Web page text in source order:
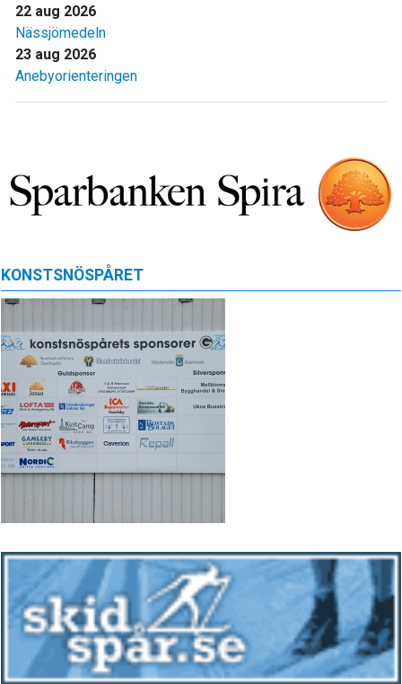
22 aug 2026
Nässjömedeln
23 aug 2026
Anebyorienteringen
KONSTSNÖSPÅRET